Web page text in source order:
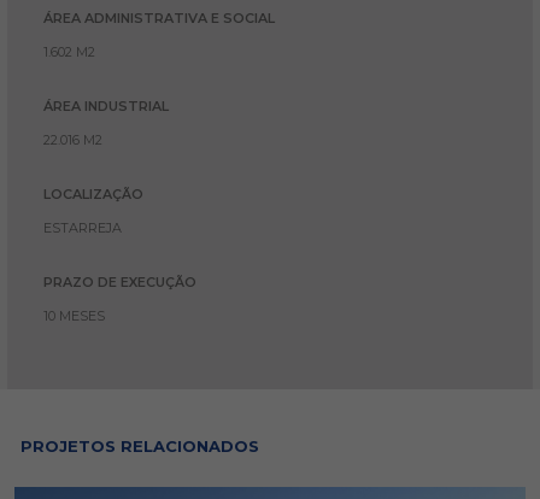
ÁREA ADMINISTRATIVA E SOCIAL
1.602 M2
ÁREA INDUSTRIAL
22.016 M2
LOCALIZAÇÃO
ESTARREJA
PRAZO DE EXECUÇÃO
10 MESES
PROJETOS RELACIONADOS